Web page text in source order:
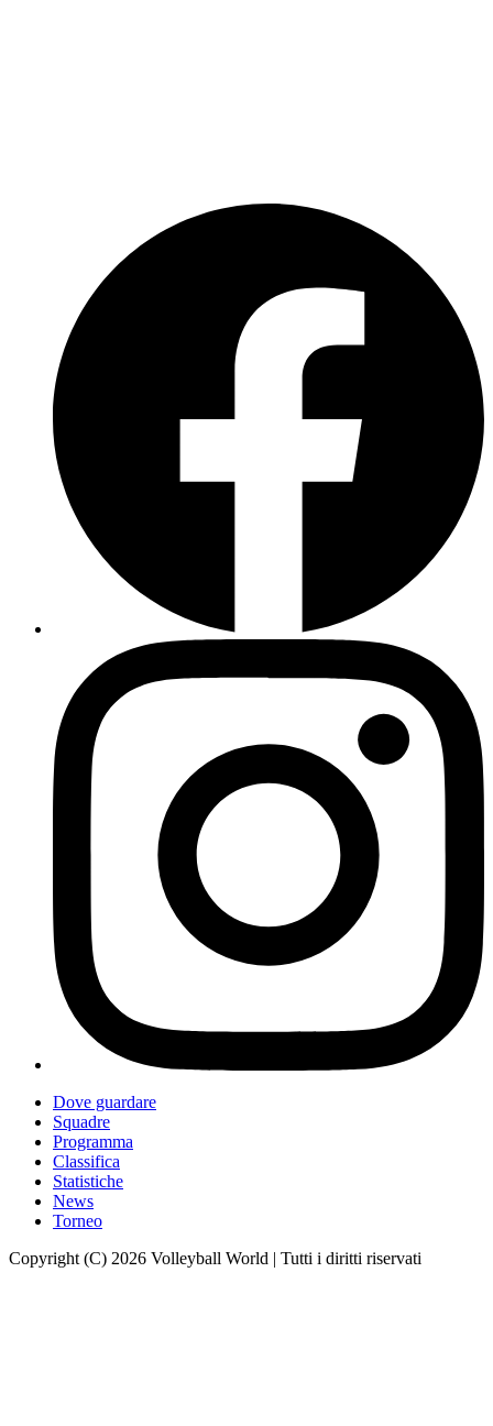
Dove guardare
Squadre
Programma
Classifica
Statistiche
News
Torneo
Copyright (C) 2026 Volleyball World | Tutti i diritti riservati